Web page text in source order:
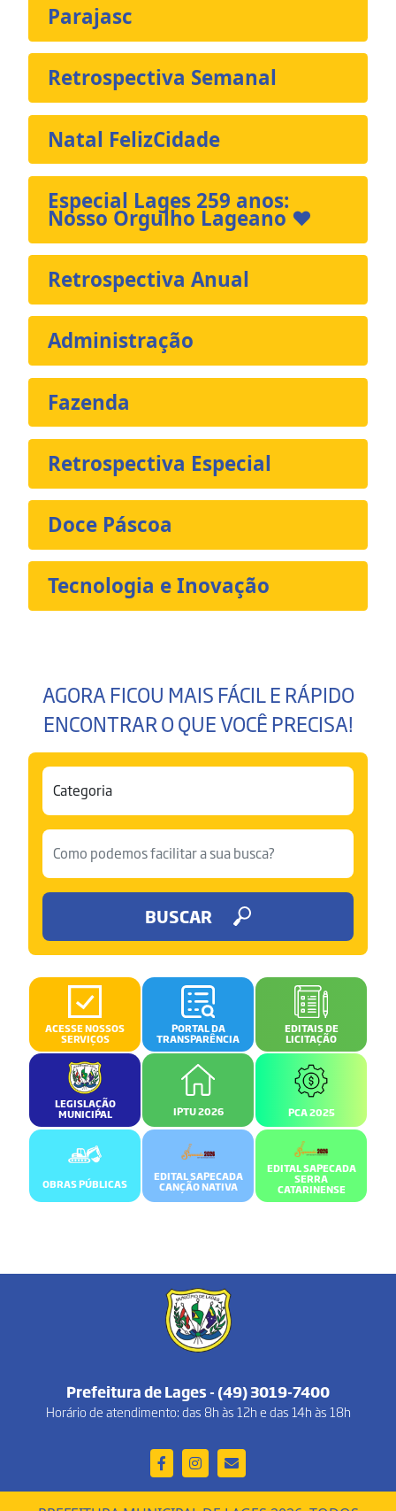
Parajasc
Retrospectiva Semanal
Natal FelizCidade
Especial Lages 259 anos:
Nosso Orgulho Lageano ❤️
Retrospectiva Anual
Administração
Fazenda
Retrospectiva Especial
Doce Páscoa
Tecnologia e Inovação
AGORA FICOU MAIS FÁCIL E RÁPIDO
ENCONTRAR O QUE VOCÊ PRECISA!
BUSCAR
ACESSE NOSSOS
SERVIÇOS
PORTAL DA
TRANSPARÊNCIA
EDITAIS DE
LICITAÇÃO
LEGISLAÇÃO
MUNICIPAL IPTU 2026 PCA 2025
OBRAS PÚBLICAS
EDITAL SAPECADA
CANÇÃO NATIVA
EDITAL SAPECADA
SERRA
CATARINENSE
Prefeitura de Lages - (49) 3019-7400
Horário de atendimento: das 8h às 12h e das 14h às 18h